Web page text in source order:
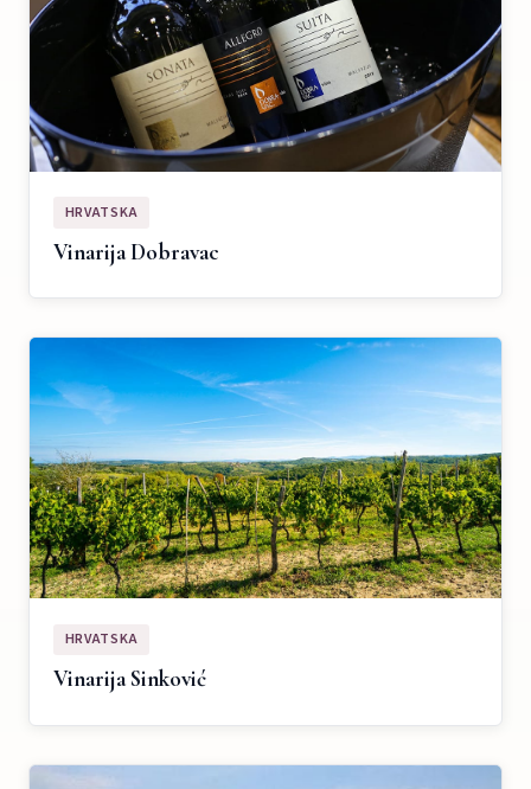
HRVATSKA
Vinarija Dobravac
HRVATSKA
Vinarija Sinković